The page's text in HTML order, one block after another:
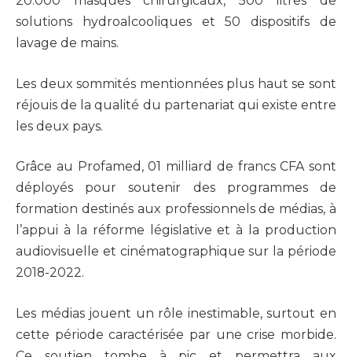
solutions hydroalcooliques et 50 dispositifs de
lavage de mains.
Les deux sommités mentionnées plus haut se sont
réjouis de la qualité du partenariat qui existe entre
les deux pays.
Grâce au Profamed, 01 milliard de francs CFA sont
déployés pour soutenir des programmes de
formation destinés aux professionnels de médias, à
l’appui à la réforme législative et à la production
audiovisuelle et cinématographique sur la période
2018-2022.
Les médias jouent un rôle inestimable, surtout en
cette période caractérisée par une crise morbide.